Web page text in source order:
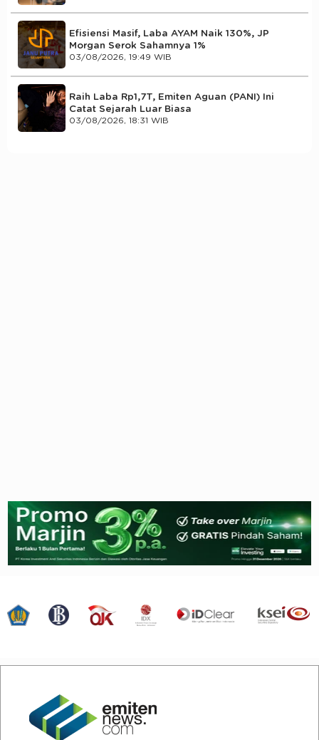
Efisiensi Masif, Laba AYAM Naik 130%, JP
Morgan Serok Sahamnya 1%
03/08/2026, 19:49 WIB
Raih Laba Rp1,7T, Emiten Aguan (PANI) Ini
Catat Sejarah Luar Biasa
03/08/2026, 18:31 WIB